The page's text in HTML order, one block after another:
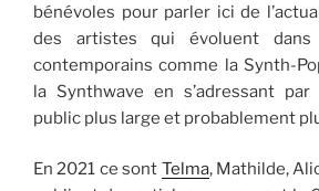
bénévoles pour parler ici de
des artistes qui évoluent
contemporains comme la Synth-
la Synthwave en s’adressant
public plus large et probablement
En 2021 ce sont Telma, Mathilde,